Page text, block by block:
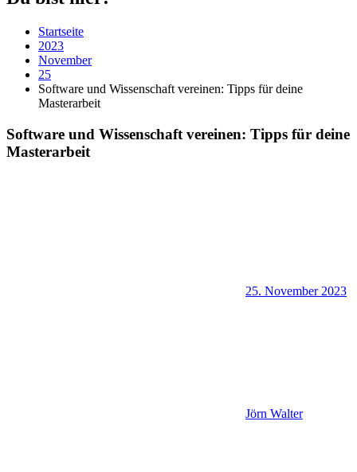
Startseite
2023
November
25
Software und Wissenschaft vereinen: Tipps für deine
Masterarbeit
Software und Wissenschaft vereinen: Tipps für deine
Masterarbeit
25. November 2023
Jörn Walter